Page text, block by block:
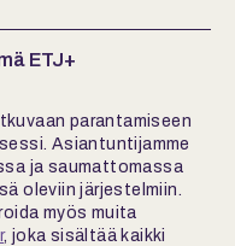
ETJ+
parantamiseen
Asiantuntijamme
ja saumattomassa
oleviin järjestelmiin.
myös muita
, joka sisältää kaikki